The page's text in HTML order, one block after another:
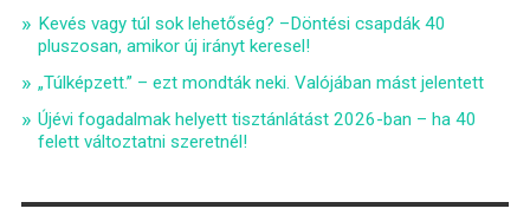
Kevés vagy túl sok lehetőség? –Döntési csapdák 40
pluszosan, amikor új irányt keresel!
„Túlképzett.” – ezt mondták neki. Valójában mást jelentett
Újévi fogadalmak helyett tisztánlátást 2026-ban – ha 40
felett változtatni szeretnél!